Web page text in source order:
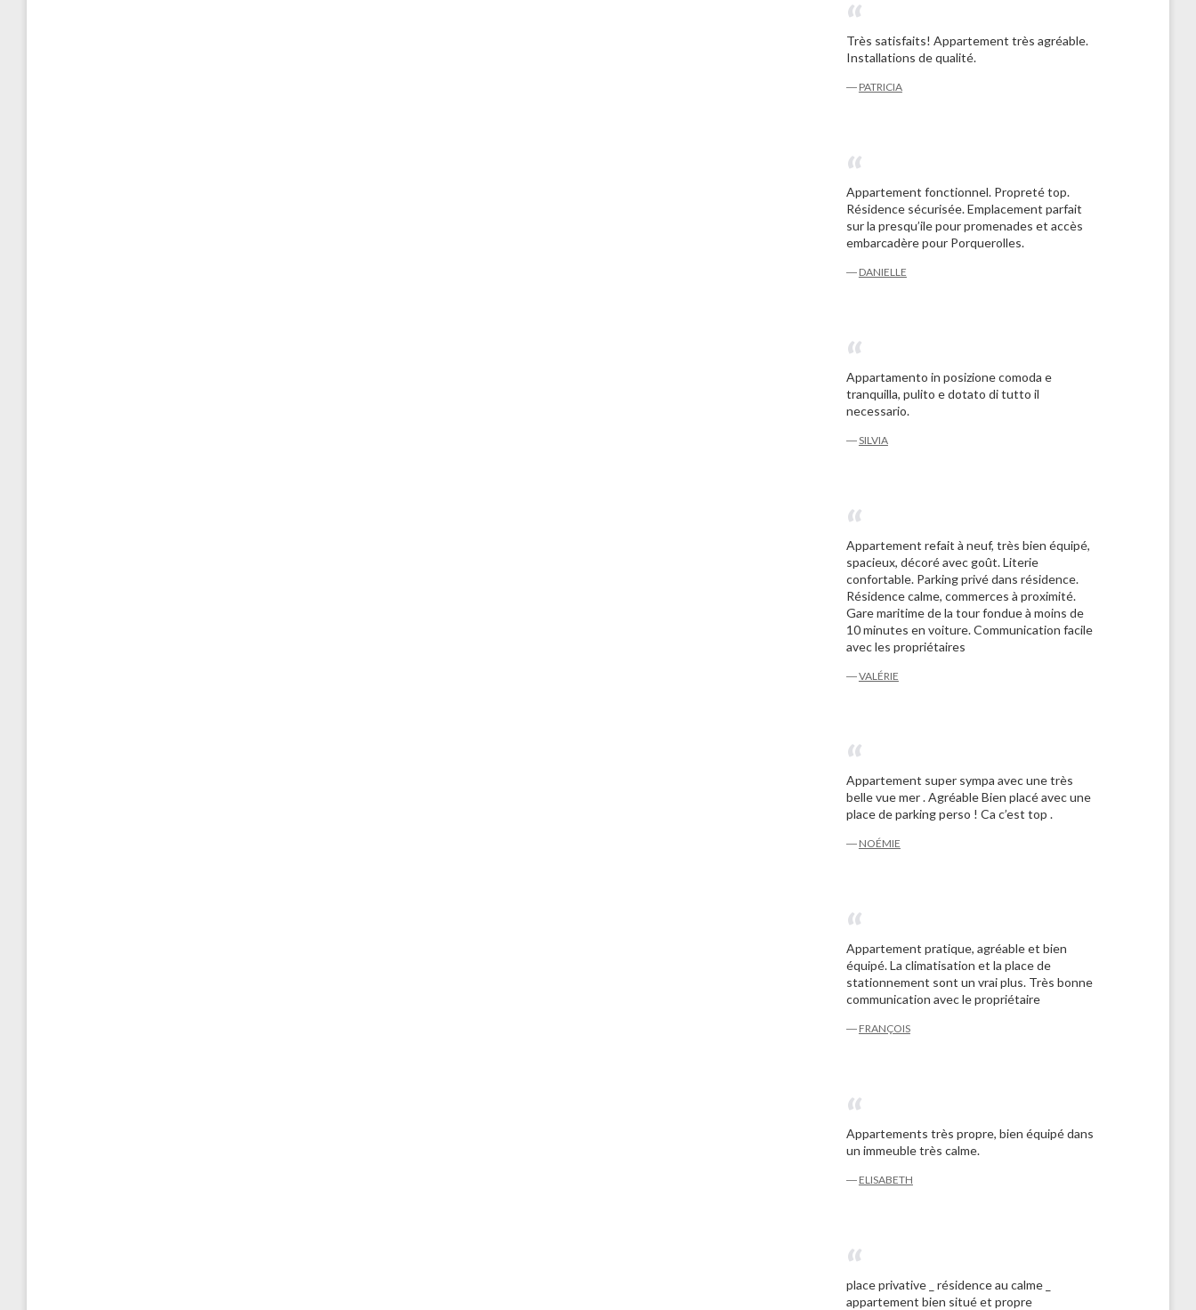
Très satisfaits! Appartement très agréable.
Installations de qualité.
― PATRICIA
Appartement fonctionnel. Propreté top.
Résidence sécurisée. Emplacement parfait
sur la presqu’ile pour promenades et accès
embarcadère pour Porquerolles.
― DANIELLE
Appartamento in posizione comoda e
tranquilla, pulito e dotato di tutto il
necessario.
―SILVIA
Appartement refait à neuf, très bien équipé,
spacieux, décoré avec goût. Literie
confortable. Parking privé dans résidence.
Résidence calme, commerces à proximité.
Gare maritime de la tour fondue à moins de
10 minutes en voiture. Communication facile
avec les propriétaires
―VALÉRIE
Appartement super sympa avec une très
belle vue mer . Agréable Bien placé avec une
place de parking perso ! Ca c’est top .
― NOÉMIE
Appartement pratique, agréable et bien
équipé. La climatisation et la place de
stationnement sont un vrai plus. Très bonne
communication avec le propriétaire
― FRANÇOIS
Appartements très propre, bien équipé dans
un immeuble très calme.
― ELISABETH
place privative _ résidence au calme _
appartement bien situé et propre